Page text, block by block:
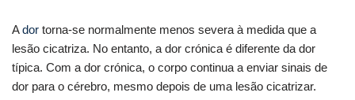
Ador torna-se normalmente menos severa à medida que a
lesão cicatriza. No entanto, a dor crónica é diferente da dor
típica. Com a dor crónica, o corpo continua a enviar sinais de
dor para o cérebro, mesmo depois de uma lesão cicatrizar.